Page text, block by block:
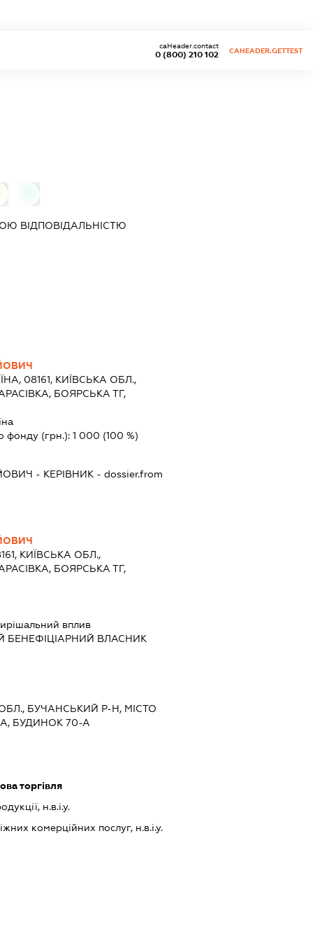
0 (800) 210 102
caHeader.contact
CAHEADER.GETTEST
ВІДПОВІДАЛЬНІСТЮ
08161, КИЇВСЬКА ОБЛ.,
БОЯРСЬКА ТГ,
фонду (грн.):1 000 (100 %)
- КЕРІВНИК - dossier.from
КИЇВСЬКА ОБЛ.,
БОЯРСЬКА ТГ,
вплив
БЕНЕФІЦІАРНИЙ ВЛАСНИК
ОБЛ., БУЧАНСЬКИЙ Р-Н, МІСТО
БУДИНОК 70-А
торгівля
н.в.і.у.
комерційних послуг, н.в.і.у.